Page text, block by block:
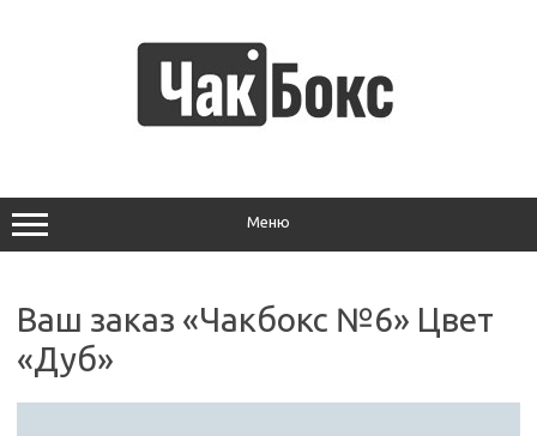
Меню
Ваш заказ «Чакбокс №6» Цвет
«Дуб»